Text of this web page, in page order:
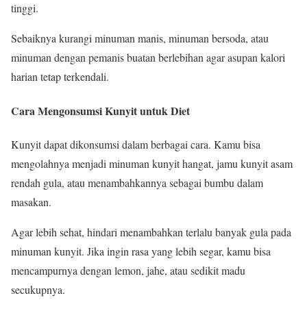
tinggi.
Sebaiknya kurangi minuman manis, minuman bersoda, atau
minuman dengan pemanis buatan berlebihan agar asupan kalori
harian tetap terkendali.
Cara Mengonsumsi Kunyit untuk Diet
Kunyit dapat dikonsumsi dalam berbagai cara. Kamu bisa
mengolahnya menjadi minuman kunyit hangat, jamu kunyit asam
rendah gula, atau menambahkannya sebagai bumbu dalam
masakan.
Agar lebih sehat, hindari menambahkan terlalu banyak gula pada
minuman kunyit. Jika ingin rasa yang lebih segar, kamu bisa
mencampurnya dengan lemon, jahe, atau sedikit madu
secukupnya.